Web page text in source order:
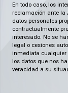
En todo caso, los
reclamación ante la
datos personales
contractualmente
interesado. No se
legal o cesiones
inmediata cualquier
los datos que nos
veracidad a su